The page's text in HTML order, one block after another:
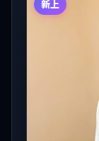
新上